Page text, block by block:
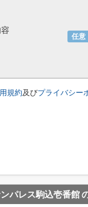
任意
規約及びプライバシー
パレス駒込壱番館